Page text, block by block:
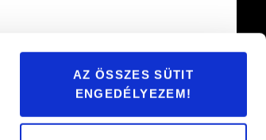
AZ ÖSSZES SÜTIT
ENGEDÉLYEZEM!